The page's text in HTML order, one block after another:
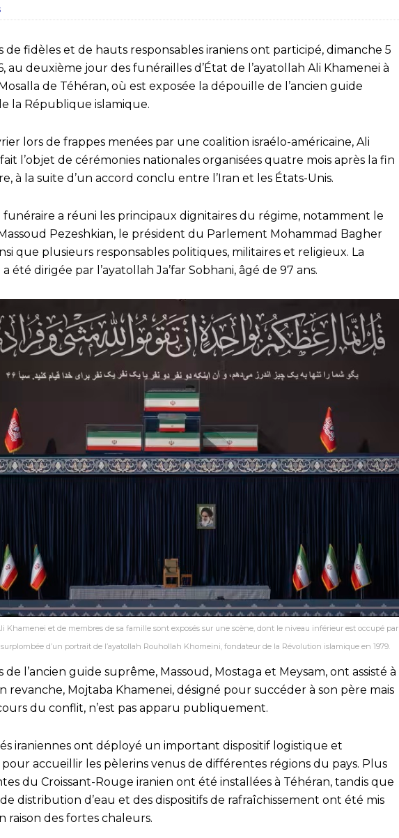
de fidèles et de hauts responsables iraniens ont participé, dimanche 5
au deuxième jour des funérailles d’État de l’ayatollah Ali Khamenei à
de Téhéran, où est exposée la dépouille de l’ancien guide
la République islamique.
lors de frappes menées par une coalition israélo-américaine, Ali
l’objet de cérémonies nationales organisées quatre mois après la fin
à la suite d’un accord conclu entre l’Iran et les États-Unis.
funéraire a réuni les principaux dignitaires du régime, notamment le
Pezeshkian, le président du Parlement Mohammad Bagher
que plusieurs responsables politiques, militaires et religieux. La
été dirigée par l’ayatollah Ja’far Sobhani, âgé de 97 ans.
Khamenei et de membres de sa famille sont exposés sur une scène, dont le niveau inférieur est occupé par
d’un portrait de l’ayatollah Rouhollah Khomeini, fondateur de la Révolution islamique en 1979.
de l’ancien guide suprême, Massoud, Mostaga et Meysam, ont assisté à
revanche, Mojtaba Khamenei, désigné pour succéder à son père mais
du conflit, n’est pas apparu publiquement.
iraniennes ont déployé un important dispositif logistique et
accueillir les pèlerins venus de différentes régions du pays. Plus
du Croissant-Rouge iranien ont été installées à Téhéran, tandis que
distribution d’eau et des dispositifs de rafraîchissement ont été mis
raison des fortes chaleurs.